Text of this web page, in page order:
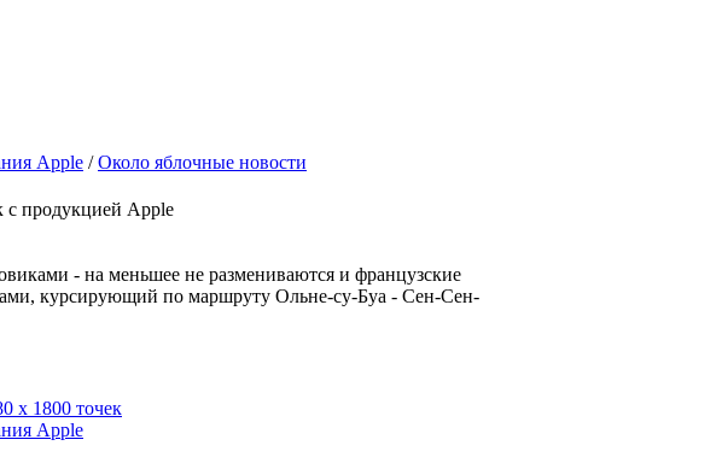
Apple /Около яблочные новости
- на меньшее не размениваются и французские
курсирующий по маршруту Ольне-су-Буа - Сен-Сен-
х 1800 точек
Apple